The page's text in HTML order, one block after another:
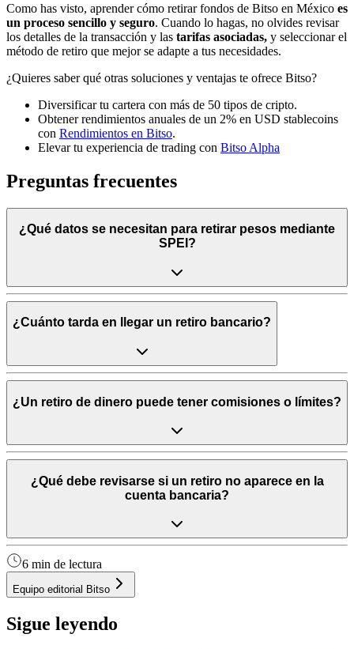
Como has visto, aprender cómo retirar fondos de Bitso en México es
un proceso sencillo y seguro. Cuando lo hagas, no olvides revisar
los detalles de la transacción y las tarifas asociadas, y seleccionar el
método de retiro que mejor se adapte a tus necesidades.
¿Quieres saber qué otras soluciones y ventajas te ofrece Bitso?
Diversificar tu cartera con más de 50 tipos de cripto.
Obtener rendimientos anuales de un 2% en USD stablecoins
con Rendimientos en Bitso.
Elevar tu experiencia de trading con Bitso Alpha
Preguntas frecuentes
¿Qué datos se necesitan para retirar pesos mediante
SPEI?
¿Cuánto tarda en llegar un retiro bancario?
¿Un retiro de dinero puede tener comisiones o límites?
¿Qué debe revisarse si un retiro no aparece en la
cuenta bancaria?
6 min de lectura
Equipo editorial Bitso
Sigue leyendo